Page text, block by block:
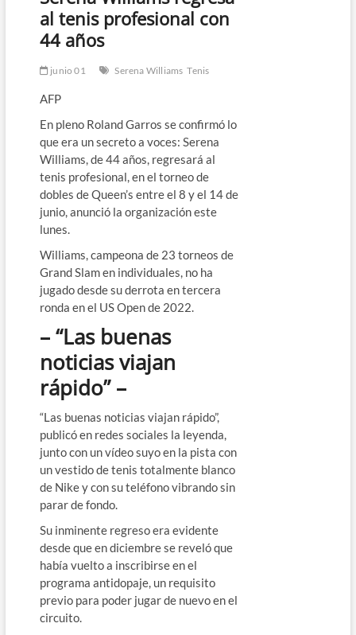
al tenis profesional con
44 años
junio 01 Serena Williams Tenis
AFP
En pleno Roland Garros se confirmó lo
que era un secreto a voces: Serena
Williams, de 44 años, regresará al
tenis profesional, en el torneo de
dobles de Queen’s entre el 8 y el 14 de
junio, anunció la organización este
lunes.
Williams, campeona de 23 torneos de
Grand Slam en individuales, no ha
jugado desde su derrota en tercera
ronda en el US Open de 2022.
– “Las buenas
noticias viajan
rápido” –
“Las buenas noticias viajan rápido”,
publicó en redes sociales la leyenda,
junto con un vídeo suyo en la pista con
un vestido de tenis totalmente blanco
de Nike y con su teléfono vibrando sin
parar de fondo.
Su inminente regreso era evidente
desde que en diciembre se reveló que
había vuelto a inscribirse en el
programa antidopaje, un requisito
previo para poder jugar de nuevo en el
circuito.